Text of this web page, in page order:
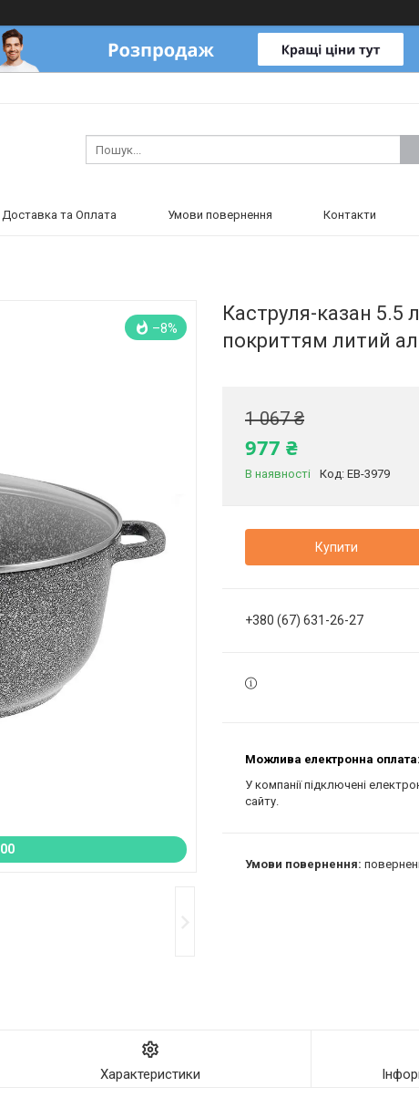
Доставка та Оплата Умови повернення Контакти
00
–8%
Каструля-казан 5.5
покриттям литий
1 067 ₴
977 ₴
В наявності Код: EB-3979
Купити
+380 (67) 631-26-27
У компанії підключені
сайту.
Характеристики